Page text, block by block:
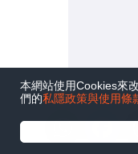
本網站使用Cookies來
們的私隱政策與使用條